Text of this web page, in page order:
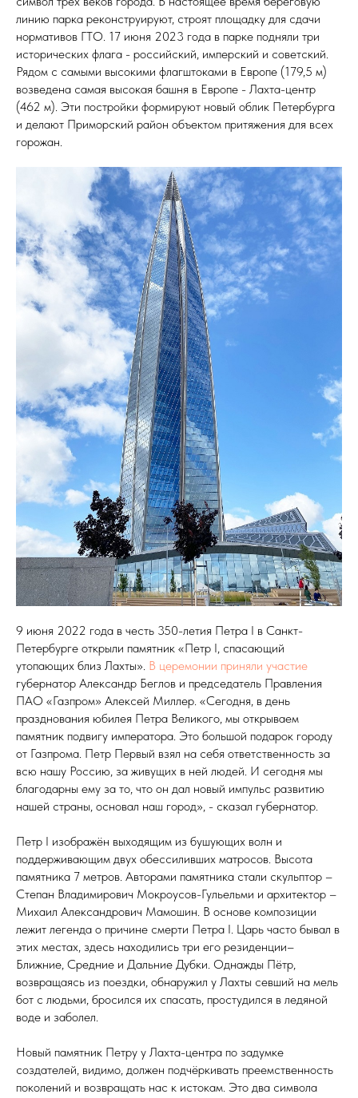
линию парка реконструируют, строят площадку для сдачи
нормативов ГТО. 17 июня 2023 года в парке подняли три
исторических флага - российский, имперский и советский.
Рядом с самыми высокими флагштоками в Европе (179,5 м)
возведена самая высокая башня в Европе - Лахта-центр
(462 м). Эти постройки формируют новый облик Петербурга
и делают Приморский район объектом притяжения для всех
горожан.
9 июня 2022 года в честь 350-летия Петра I в Санкт-
Петербурге открыли памятник «Петр I, спасающий
утопающих близ Лахты». В церемонии приняли участие
губернатор Александр Беглов и председатель Правления
ПАО «Газпром» Алексей Миллер. «Сегодня, в день
празднования юбилея Петра Великого, мы открываем
памятник подвигу императора. Это большой подарок городу
от Газпрома. Петр Первый взял на себя ответственность за
всю нашу Россию, за живущих в ней людей. И сегодня мы
благодарны ему за то, что он дал новый импульс развитию
нашей страны, основал наш город», - сказал губернатор.
Петр I изображён выходящим из бушующих волн и
поддерживающим двух обессиливших матросов. Высота
памятника 7 метров. Авторами памятника стали скульптор –
Степан Владимирович Мокроусов-Гульельми и архитектор –
Михаил Александрович Мамошин. В основе композиции
лежит легенда о причине смерти Петра I. Царь часто бывал в
этих местах, здесь находились три его резиденции–
Ближние, Средние и Дальние Дубки. Однажды Пётр,
возвращаясь из поездки, обнаружил у Лахты севший на мель
бот с людьми, бросился их спасать, простудился в ледяной
воде и заболел.
Новый памятник Петру у Лахта-центра по задумке
создателей, видимо, должен подчёркивать преемственность
поколений и возвращать нас к истокам. Это два символа